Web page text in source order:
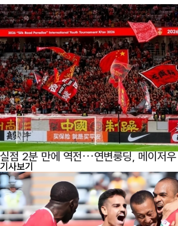
실점 2분 만에 역전…연변룽딩, 메이저
기사보기